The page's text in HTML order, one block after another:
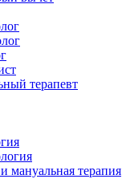
терапевт
мануальная терапия